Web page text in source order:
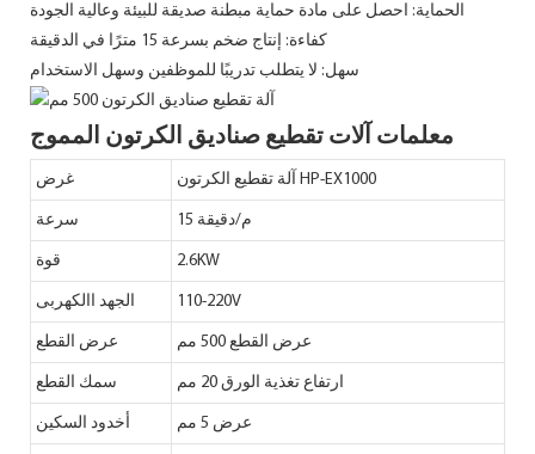
الحماية: احصل على مادة حماية مبطنة صديقة للبيئة وعالية الجودة
كفاءة: إنتاج ضخم بسرعة 15 مترًا في الدقيقة
سهل: لا يتطلب تدريبًا للموظفين وسهل الاستخدام
معلمات آلات تقطيع صناديق الكرتون المموج
غرض آلة تقطيع الكرتون HP-EX1000
سرعة 15 م/دقيقة
قوة 2.6KW
الجهد االكهربى 110-220V
عرض القطع عرض القطع 500 مم
سمك القطع ارتفاع تغذية الورق 20 مم
أخدود السكين عرض 5 مم